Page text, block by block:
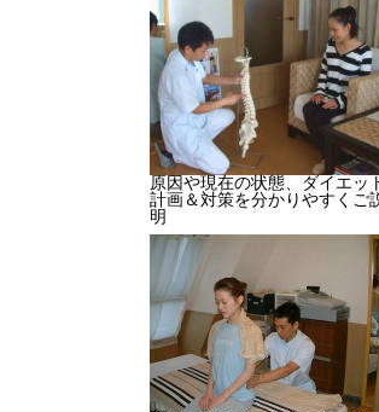
原因や現在の状態、ダイエッ
計画＆対策を分かりやすくご
明